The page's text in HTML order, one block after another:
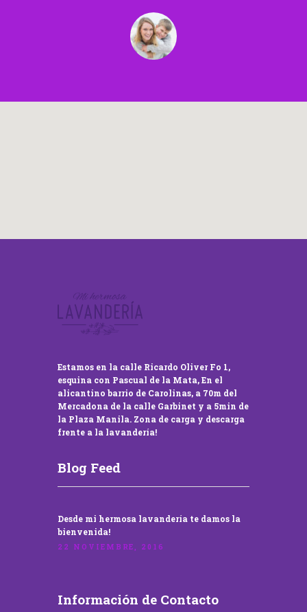
Estamos en la calle Ricardo Oliver Fo 1,
esquina con Pascual de la Mata, En el
alicantino barrio de Carolinas, a 70m del
Mercadona de la calle Garbinet y a 5min de
la Plaza Manila. Zona de carga y descarga
frente a la lavandería!
Blog Feed
Desde mi hermosa lavandería te damos la
bienvenida!
22 NOVIEMBRE, 2016
Información de Contacto